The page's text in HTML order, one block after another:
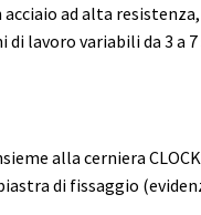
ad alta
di lavoro variabili da 3 a
alla cerniera
di fissaggio